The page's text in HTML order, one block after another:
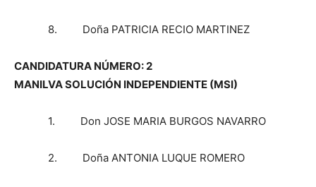
8. Doña PATRICIA RECIO MARTINEZ
CANDIDATURA NÚMERO: 2
MANILVA SOLUCIÓN INDEPENDIENTE (MSI)
1. Don JOSE MARIA BURGOS NAVARRO
2. Doña ANTONIA LUQUE ROMERO